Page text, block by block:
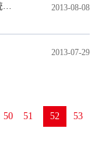
金融机构争食5000亿企业年金 用友金融养老金系统成首选 2013-08-08
2013-07-29
50 51 52
53